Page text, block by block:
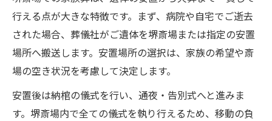
行える点が大きな特徴です。まず、病院や自宅でご逝去
された場合、葬儀社がご遺体を堺斎場または指定の安置
場所へ搬送します。安置場所の選択は、家族の希望や斎
場の空き状況を考慮して決定します。
安置後は納棺の儀式を行い、通夜・告別式へと進みま
す。堺斎場内で全ての儀式を執り行えるため、移動の負